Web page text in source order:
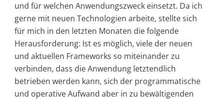
und für welchen Anwendungszweck einsetzt. Da ich
gerne mit neuen Technologien arbeite, stellte sich
für mich in den letzten Monaten die folgende
Herausforderung: Ist es möglich, viele der neuen
und aktuellen Frameworks so miteinander zu
verbinden, dass die Anwendung letztendlich
betrieben werden kann, sich der programmatische
und operative Aufwand aber in zu bewältigenden